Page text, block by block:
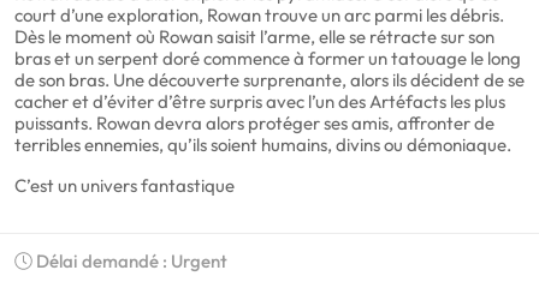
court d’une exploration, Rowan trouve un arc parmi les débris.
Dès le moment où Rowan saisit l’arme, elle se rétracte sur son
bras et un serpent doré commence à former un tatouage le long
de son bras. Une découverte surprenante, alors ils décident de se
cacher et d’éviter d’être surpris avec l’un des Artéfacts les plus
puissants. Rowan devra alors protéger ses amis, affronter de
terribles ennemies, qu’ils soient humains, divins ou démoniaque.
C’est un univers fantastique
Délai demandé : Urgent